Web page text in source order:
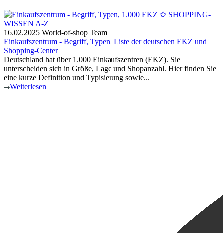
16.02.2025 World-of-shop Team
Einkaufszentrum - Begriff, Typen, Liste der deutschen EKZ und
Shopping-Center
Deutschland hat über 1.000 Einkaufszentren (EKZ). Sie
unterscheiden sich in Größe, Lage und Shopanzahl. Hier finden Sie
eine kurze Definition und Typisierung sowie...
Weiterlesen